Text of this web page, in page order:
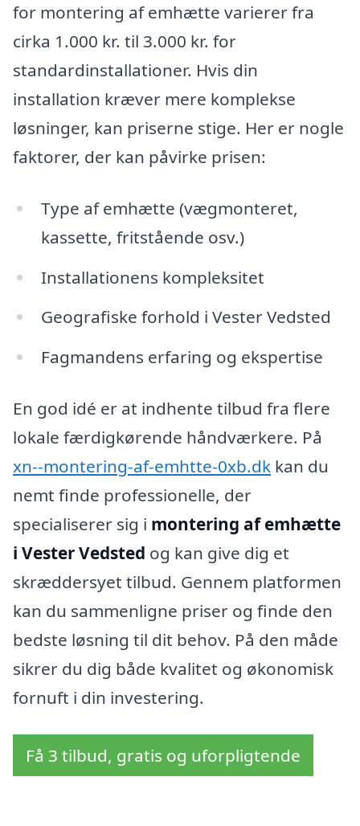
for montering af emhætte varierer fra
cirka 1.000 kr. til 3.000 kr. for
standardinstallationer. Hvis din
installation kræver mere komplekse
løsninger, kan priserne stige. Her er nogle
faktorer, der kan påvirke prisen:
Type af emhætte (vægmonteret,
kassette, fritstående osv.)
Installationens kompleksitet
Geografiske forhold i Vester Vedsted
Fagmandens erfaring og ekspertise
En god idé er at indhente tilbud fra flere
lokale færdigkørende håndværkere. På
xn--montering-af-emhtte-0xb.dk kan du
nemt finde professionelle, der
specialiserer sig i montering af emhætte
i Vester Vedsted og kan give dig et
skræddersyet tilbud. Gennem platformen
kan du sammenligne priser og finde den
bedste løsning til dit behov. På den måde
sikrer du dig både kvalitet og økonomisk
fornuft i din investering.
Få 3 tilbud, gratis og uforpligtende